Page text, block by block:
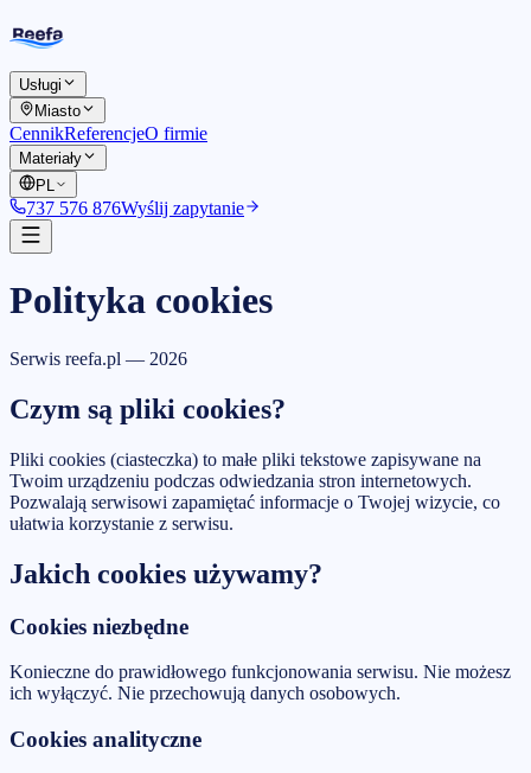
Usługi
Miasto
CennikReferencjeO firmie
Materiały
PL
737 576 876Wyślij zapytanie
Polityka cookies
Serwis reefa.pl — 2026
Czym są pliki cookies?
Pliki cookies (ciasteczka) to małe pliki tekstowe zapisywane na
Twoim urządzeniu podczas odwiedzania stron internetowych.
Pozwalają serwisowi zapamiętać informacje o Twojej wizycie, co
ułatwia korzystanie z serwisu.
Jakich cookies używamy?
Cookies niezbędne
Konieczne do prawidłowego funkcjonowania serwisu. Nie możesz
ich wyłączyć. Nie przechowują danych osobowych.
Cookies analityczne